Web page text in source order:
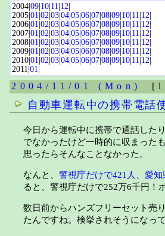
2004|09|10|11|12|
2005|01|02|03|04|05|06|07|08|09|10|11|12|
2006|01|02|03|04|05|06|07|08|09|10|11|12|
2007|01|02|03|04|05|06|07|08|09|10|11|12|
2008|01|02|03|04|05|06|07|08|09|10|11|12|
2009|01|02|03|04|05|06|07|08|09|10|11|12|
2010|01|02|03|04|05|06|07|08|09|10|11|12|
2011|01|
2004/11/01 (Mon)
自動車運転中の携帯電話
今日から運転中に携帯で通話した
でなかったけど一時的に収まった
思ったらそんなことなかった。
なんと、 警視庁だけで421人、愛
ると、警視庁だけで252万6千円！
数日前からハンズフリーセット売
たんですね。検挙されそうになっ